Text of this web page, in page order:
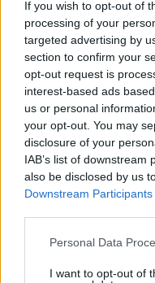
If you wish to opt-out of
processing of your
targeted advertising by
section to confirm your
opt-out request is
interest-based ads
us or personal
your opt-out. You may
disclosure of your
IAB’s list of
also be disclosed by us
Downstream Participants
Please note that this
not limited to your visit
Personal Data
I want to opt-out of
Κάτι αλλάζει στον